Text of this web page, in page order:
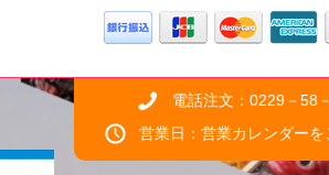
電話注文：0229－58
営業日：営業カレンダーを